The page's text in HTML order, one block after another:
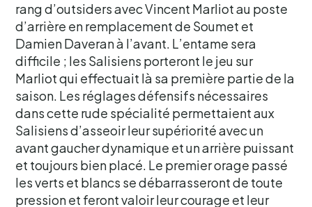
rang d’outsiders avec Vincent Marliot au poste
d’arrière en remplacement de Soumet et
Damien Daveran à l’avant. L’entame sera
difficile ; les Salisiens porteront le jeu sur
Marliot qui effectuait là sa première partie de la
saison. Les réglages défensifs nécessaires
dans cette rude spécialité permettaient aux
Salisiens d’asseoir leur supériorité avec un
avant gaucher dynamique et un arrière puissant
et toujours bien placé. Le premier orage passé
les verts et blancs se débarrasseront de toute
pression et feront valoir leur courage et leur